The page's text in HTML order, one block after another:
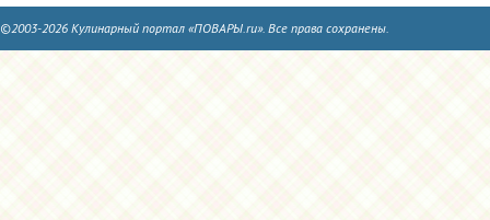
©2003-2026 Кулинарный портал «ПОВАРЫ.ru». Все права сохранены.